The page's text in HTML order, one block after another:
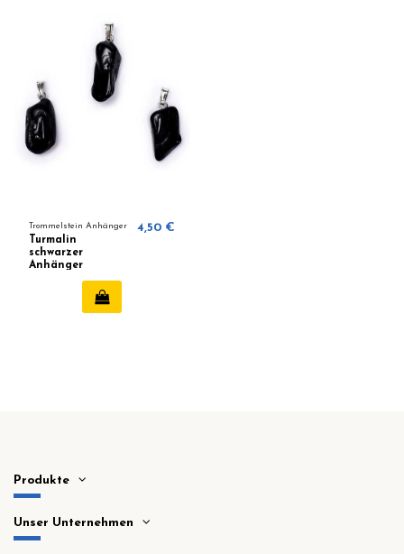
Trommelstein Anhänger
Turmalin
schwarzer
Anhänger
4,50 €
Produkte
Unser Unternehmen